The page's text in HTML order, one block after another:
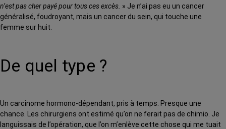
n’est pas cher payé pour tous ces excès. » Je n’ai pas eu un cancer
généralisé, foudroyant, mais un cancer du sein, qui touche une
femme sur huit.
De quel type ?
Un carcinome hormono-dépendant, pris à temps. Presque une
chance. Les chirurgiens ont estimé qu’on ne ferait pas de chimio. Je
languissais de l’opération, que l’on m’enlève cette chose qui me tuait